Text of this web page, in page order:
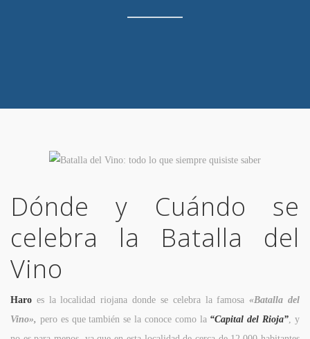
Dónde y Cuándo se
celebra la Batalla del
Vino
Haro es la localidad riojana donde se celebra la famosa«Batalla del
Vino», pero es que también se la conoce como la “Capital del Rioja” , y